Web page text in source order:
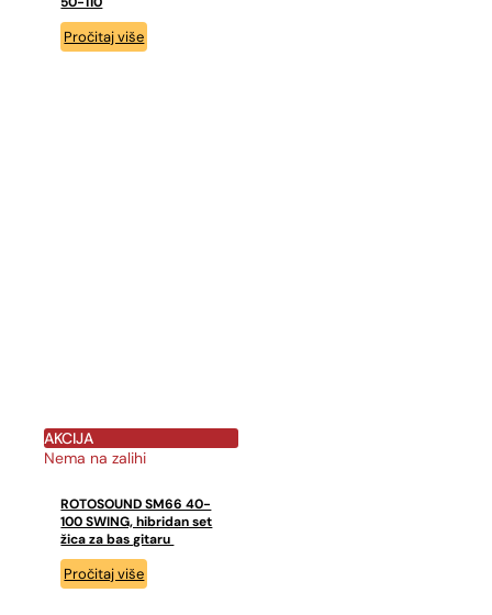
Pročitaj više
AKCIJA
Nema na zalihi
ROTOSOUND SM66 40-
100 SWING, hibridan set
žica za bas gitaru
Pročitaj više